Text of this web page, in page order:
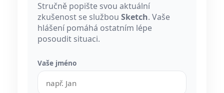
Stručně popište svou aktuální
zkušenost se službou Sketch. Vaše
hlášení pomáhá ostatním lépe
posoudit situaci.
Vaše jméno